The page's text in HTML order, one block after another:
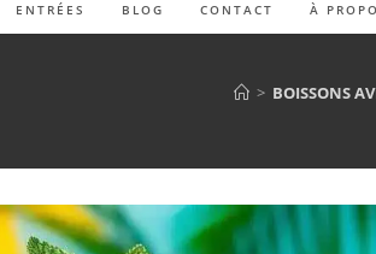
ENTRÉES BLOG CONTACT À
> BOISSONS